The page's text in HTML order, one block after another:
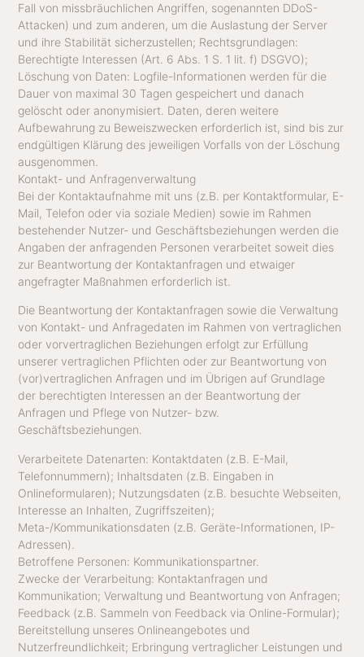
Fall von missbräuchlichen Angriffen, sogenannten DDoS-
Attacken) und zum anderen, um die Auslastung der Server
und ihre Stabilität sicherzustellen; Rechtsgrundlagen:
Berechtigte Interessen (Art. 6 Abs. 1 S. 1 lit. f) DSGVO);
Löschung von Daten: Logfile-Informationen werden für die
Dauer von maximal 30 Tagen gespeichert und danach
gelöscht oder anonymisiert. Daten, deren weitere
Aufbewahrung zu Beweiszwecken erforderlich ist, sind bis zur
endgültigen Klärung des jeweiligen Vorfalls von der Löschung
ausgenommen.
Kontakt- und Anfragenverwaltung
Bei der Kontaktaufnahme mit uns (z.B. per Kontaktformular, E-
Mail, Telefon oder via soziale Medien) sowie im Rahmen
bestehender Nutzer- und Geschäftsbeziehungen werden die
Angaben der anfragenden Personen verarbeitet soweit dies
zur Beantwortung der Kontaktanfragen und etwaiger
angefragter Maßnahmen erforderlich ist.
Die Beantwortung der Kontaktanfragen sowie die Verwaltung
von Kontakt- und Anfragedaten im Rahmen von vertraglichen
oder vorvertraglichen Beziehungen erfolgt zur Erfüllung
unserer vertraglichen Pflichten oder zur Beantwortung von
(vor)vertraglichen Anfragen und im Übrigen auf Grundlage
der berechtigten Interessen an der Beantwortung der
Anfragen und Pflege von Nutzer- bzw.
Geschäftsbeziehungen.
Verarbeitete Datenarten: Kontaktdaten (z.B. E-Mail,
Telefonnummern); Inhaltsdaten (z.B. Eingaben in
Onlineformularen); Nutzungsdaten (z.B. besuchte Webseiten,
Interesse an Inhalten, Zugriffszeiten);
Meta-/Kommunikationsdaten (z.B. Geräte-Informationen, IP-
Adressen).
Betroffene Personen: Kommunikationspartner.
Zwecke der Verarbeitung: Kontaktanfragen und
Kommunikation; Verwaltung und Beantwortung von Anfragen;
Feedback (z.B. Sammeln von Feedback via Online-Formular);
Bereitstellung unseres Onlineangebotes und
Nutzerfreundlichkeit; Erbringung vertraglicher Leistungen und